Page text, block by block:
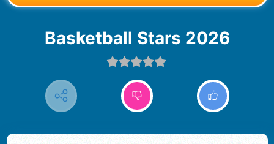
Basketball Stars 2026